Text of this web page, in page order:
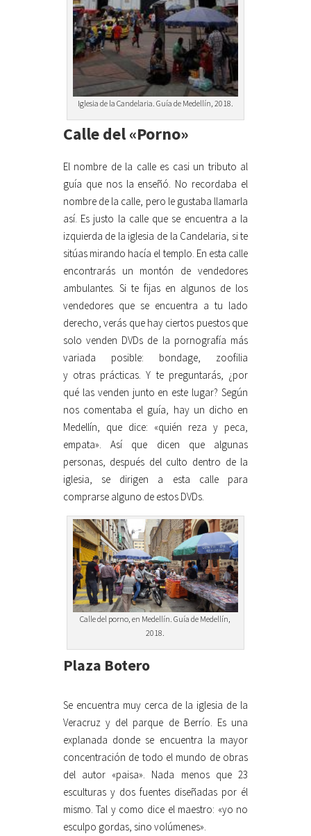
Iglesia de la Candelaria. Guía de Medellín, 2018.
Calle del «Porno»
El nombre de la calle es casi un tributo al
guía que nos la enseñó. No recordaba el
nombre de la calle, pero le gustaba llamarla
así. Es justo la calle que se encuentra a la
izquierda de la iglesia de la Candelaria, si te
sitúas mirando hacía el templo. En esta calle
encontrarás un montón de vendedores
ambulantes. Si te fijas en algunos de los
vendedores que se encuentra a tu lado
derecho, verás que hay ciertos puestos que
solo venden DVDs de la pornografía más
variada posible: bondage, zoofilia
y otras prácticas. Y te preguntarás, ¿por
qué las venden junto en este lugar? Según
nos comentaba el guía, hay un dicho en
Medellín, que dice: «quién reza y peca,
empata». Así que dicen que algunas
personas, después del culto dentro de la
iglesia, se dirigen a esta calle para
comprarse alguno de estos DVDs.
Calle del porno, en Medellín. Guía de Medellín,
2018.
Plaza Botero
Se encuentra muy cerca de la iglesia de la
Veracruz y del parque de Berrío. Es una
explanada donde se encuentra la mayor
concentración de todo el mundo de obras
del autor «paisa». Nada menos que 23
esculturas y dos fuentes diseñadas por él
mismo. Tal y como dice el maestro: «yo no
esculpo gordas, sino volúmenes».